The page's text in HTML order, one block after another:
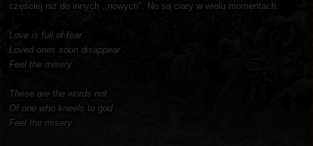
częściej niż do innych ,,nowych". No są ciary w wielu momentach.
Love is full of fear
Loved ones soon disappear
Feel the misery
These are the words not
Of one who kneels to god
Feel the misery